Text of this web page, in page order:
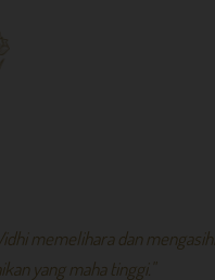
memelihara dan
yang maha tinggi."